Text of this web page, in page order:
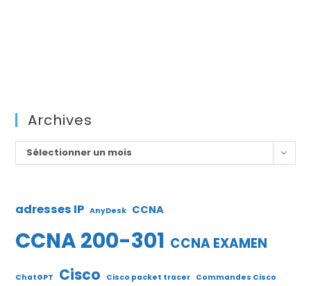
Archives
Archives
Sélectionner un mois
adresses IP AnyDesk CCNA
CCNA 200-301 CCNA EXAMEN
ChatGPT Cisco Cisco packet tracer Commandes Cisco